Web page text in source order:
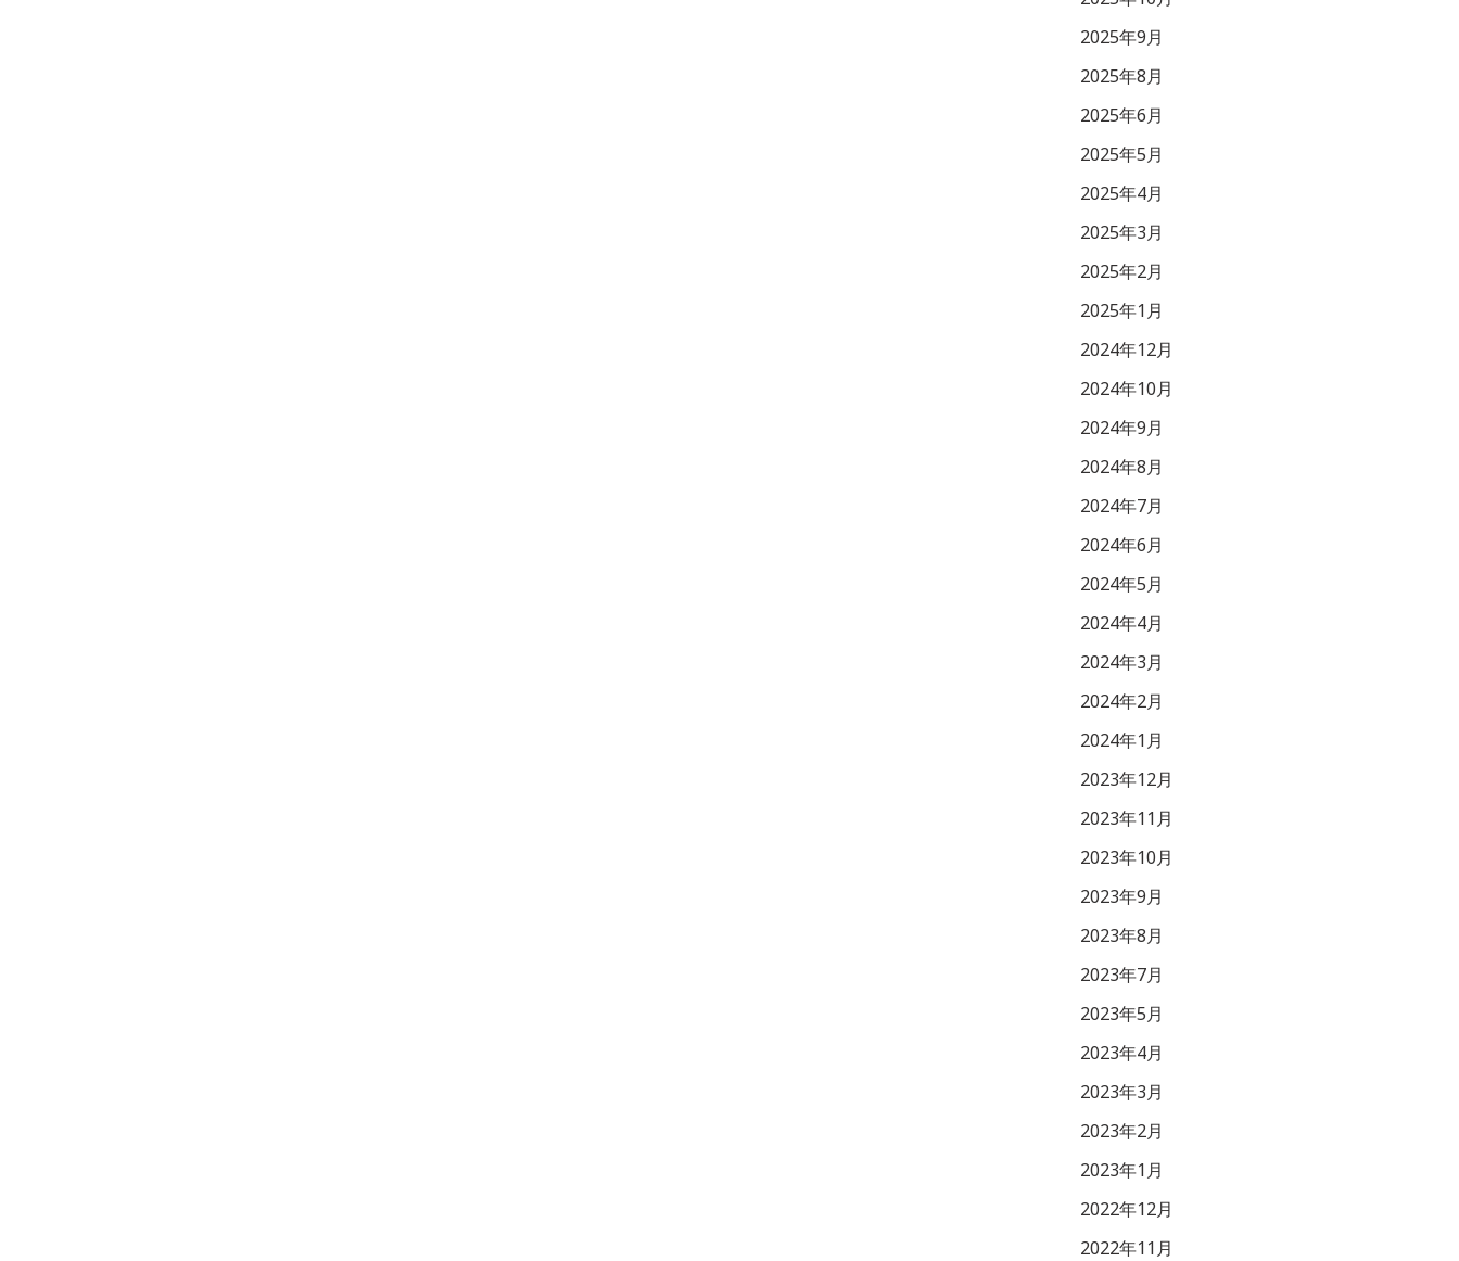
2025年9月
2025年8月
2025年6月
2025年5月
2025年4月
2025年3月
2025年2月
2025年1月
2024年12月
2024年10月
2024年9月
2024年8月
2024年7月
2024年6月
2024年5月
2024年4月
2024年3月
2024年2月
2024年1月
2023年12月
2023年11月
2023年10月
2023年9月
2023年8月
2023年7月
2023年5月
2023年4月
2023年3月
2023年2月
2023年1月
2022年12月
2022年11月